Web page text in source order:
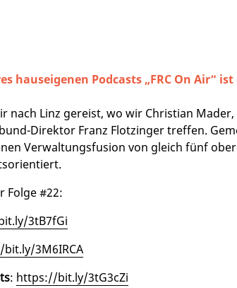
hauseigenen Podcasts „FRC On Air“
nach Linz gereist, wo wir Christian
Direktor Franz Flotzinger treffen.
Verwaltungsfusion von gleich fünf
Folge #22:
3tB7fGi
3M6IRCA
: https://bit.ly/3tG3cZi